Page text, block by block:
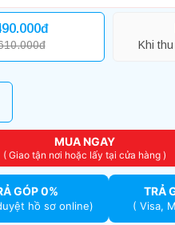
Khi
MUA NGAY
( Giao tận nơi hoặc lấy tại cửa hàng )
GÓP 0%
hồ sơ online)
TRẢ
( Visa,